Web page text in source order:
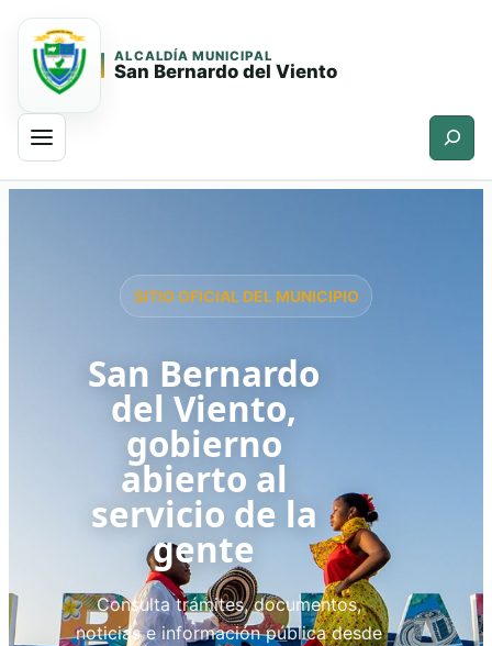
ALCALDÍA MUNICIPAL
San Bernardo del Viento
Buscar
SITIO OFICIAL DEL MUNICIPIO
San Bernardo
del Viento,
gobierno
abierto al
servicio de la
gente
Consulta trámites, documentos,
noticias e información pública desde